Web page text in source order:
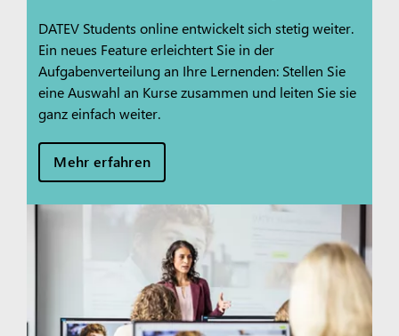
DATEV Students online entwickelt sich stetig weiter.
Ein neues Feature erleichtert Sie in der
Aufgabenverteilung an Ihre Lernenden: Stellen Sie
eine Auswahl an Kurse zusammen und leiten Sie sie
ganz einfach weiter.
Mehr erfahren